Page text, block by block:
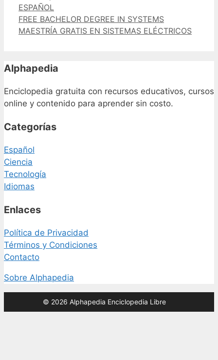
ESPAÑOL
FREE BACHELOR DEGREE IN SYSTEMS
MAESTRÍA GRATIS EN SISTEMAS ELÉCTRICOS
Alphapedia
Enciclopedia gratuita con recursos educativos, cursos
online y contenido para aprender sin costo.
Categorías
Español
Ciencia
Tecnología
Idiomas
Enlaces
Política de Privacidad
Términos y Condiciones
Contacto
Sobre Alphapedia